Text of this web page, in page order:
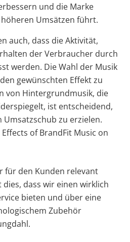
und die Marke
Umsätzen führt.
auch, dass die Aktivität,
der Verbraucher durch
werden. Die Wahl der Musik
gewünschten Effekt zu
von Hintergrundmusik, die
ist entscheidend,
zu erzielen.
of BrandFit Music on
für den Kunden relevant
dass wir einen wirklich
bieten und über eine
Zubehör